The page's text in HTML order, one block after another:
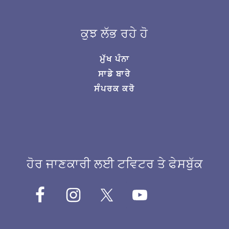
ਕੁਝ ਲੱਭ ਰਹੇ ਹੋ
ਮੁੱਖ ਪੰਨਾ
ਸਾਡੇ ਬਾਰੇ
ਸੰਪਰਕ ਕਰੋ
ਹੋਰ ਜਾਣਕਾਰੀ ਲਈ ਟਵਿਟਰ ਤੇ ਫੇਸਬੁੱਕ